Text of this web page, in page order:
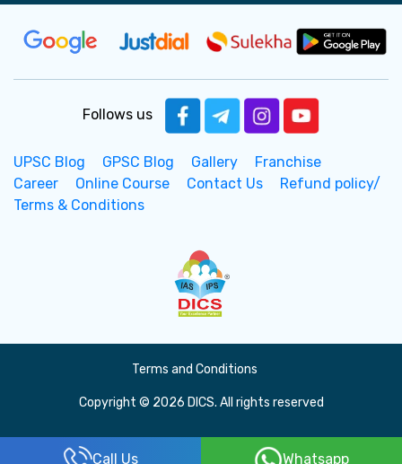
Follows us
UPSC Blog GPSC Blog Gallery
Franchise
Career
Online Course Contact Us
Refund policy/
Terms & Conditions
Terms and Conditions
Copyright © 2026 DICS. All rights reserved
Call Us Whatsapp